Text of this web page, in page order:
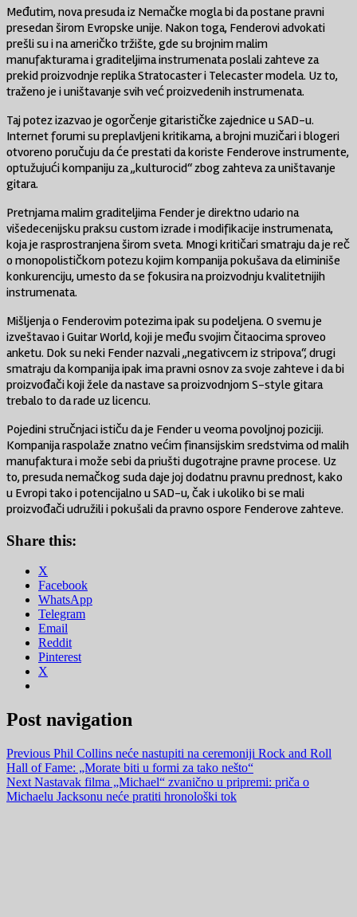
Međutim, nova presuda iz Nemačke mogla bi da postane pravni
presedan širom Evropske unije. Nakon toga, Fenderovi advokati
prešli su i na američko tržište, gde su brojnim malim
manufakturama i graditeljima instrumenata poslali zahteve za
prekid proizvodnje replika Stratocaster i Telecaster modela. Uz to,
traženo je i uništavanje svih već proizvedenih instrumenata.
Taj potez izazvao je ogorčenje gitarističke zajednice u SAD-u.
Internet forumi su preplavljeni kritikama, a brojni muzičari i blogeri
otvoreno poručuju da će prestati da koriste Fenderove instrumente,
optužujući kompaniju za „kulturocid“ zbog zahteva za uništavanje
gitara.
Pretnjama malim graditeljima Fender je direktno udario na
višedecenijsku praksu custom izrade i modifikacije instrumenata,
koja je rasprostranjena širom sveta. Mnogi kritičari smatraju da je reč
o monopolističkom potezu kojim kompanija pokušava da eliminiše
konkurenciju, umesto da se fokusira na proizvodnju kvalitetnijih
instrumenata.
Mišljenja o Fenderovim potezima ipak su podeljena. O svemu je
izveštavao iGuitar World, koji je među svojim čitaocima sproveo
anketu. Dok su neki Fender nazvali „negativcem iz stripova“, drugi
smatraju da kompanija ipak ima pravni osnov za svoje zahteve i da bi
proizvođači koji žele da nastave sa proizvodnjom S-style gitara
trebalo to da rade uz licencu.
Pojedini stručnjaci ističu da je Fender u veoma povoljnoj poziciji.
Kompanija raspolaže znatno većim finansijskim sredstvima od malih
manufaktura i može sebi da priušti dugotrajne pravne procese. Uz
to, presuda nemačkog suda daje joj dodatnu pravnu prednost, kako
u Evropi tako i potencijalno u SAD-u, čak i ukoliko bi se mali
proizvođači udružili i pokušali da pravno ospore Fenderove zahteve.
Share this:
X
Facebook
WhatsApp
Telegram
Email
Reddit
Pinterest
X
Post navigation
Previous Phil Collins neće nastupiti na ceremoniji Rock and Roll
Hall of Fame: „Morate biti u formi za tako nešto“
Next Nastavak filma „Michael“ zvanično u pripremi: priča o
Michaelu Jacksonu neće pratiti hronološki tok